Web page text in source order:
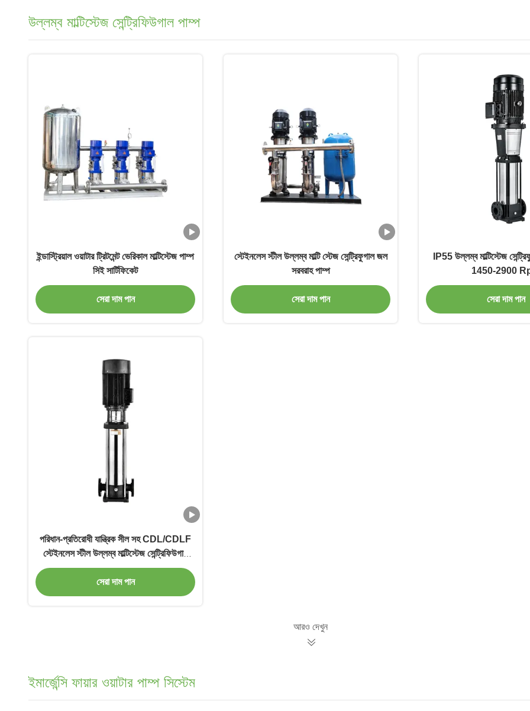
উল্লম্ব মাল্টিস্টেজ সেন্ট্রিফিউগাল পাম্প
ইন্ডাস্ট্রিয়াল ওয়াটার ট্রিটমেন্ট ভেরিকাল মাল্টিস্টেজ পাম্প
সিই সার্টিফিকেট
সেরা দাম পান
স্টেইনলেস স্টীল উল্লম্ব মাল্টি স্টেজ সেন্ট্রিফুগাল জল
সরবরাহ পাম্প
সেরা দাম পান
IP55 উল্লম্ব মাল্টিস্টেজ
1450-2900
সেরা দাম পান
পরিধান-প্রতিরোধী যান্ত্রিক সীল সহ CDL/CDLF
স্টেইনলেস স্টীল উল্লম্ব মাল্টিস্টেজ সেন্ট্রিফিউগাল
পাম্প
সেরা দাম পান
আরও দেখুন
ইমার্জেন্সি ফায়ার ওয়াটার পাম্প সিস্টেম